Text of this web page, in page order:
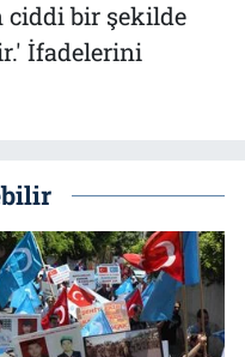
ciddi bir şekilde
İfadelerini